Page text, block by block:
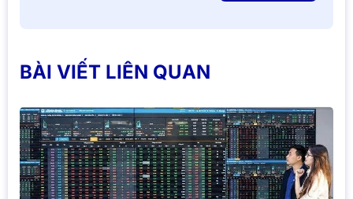
BÀI VIẾT LIÊN QUAN